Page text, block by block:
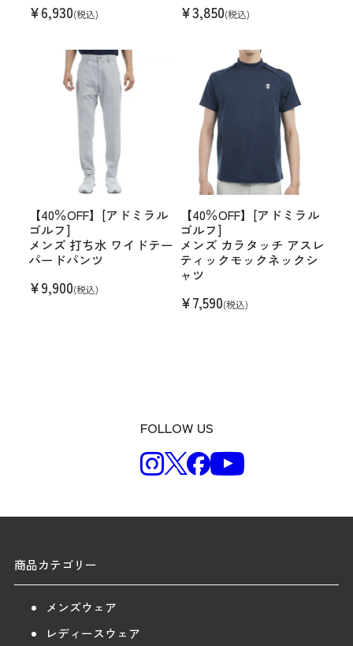
¥6,930(税込) ¥3,850(税込)
【40％OFF】[アドミラル
ゴルフ]
メンズ 打ち水 ワイドテー
パードパンツ
¥9,900(税込)
【40％OFF】[アドミラル
ゴルフ]
メンズ カラタッチ アスレ
ティックモックネックシ
ャツ
¥7,590(税込)
FOLLOW US
商品カテゴリー
メンズウェア
レディースウェア